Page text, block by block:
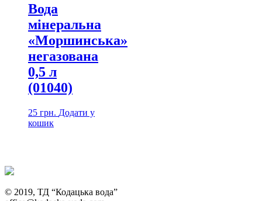
Вода
мінеральна
«Моршинська»
негазована
0,5 л
(01040)
25 грн. Додати у
кошик
© 2019, ТД “Кодацька вода”